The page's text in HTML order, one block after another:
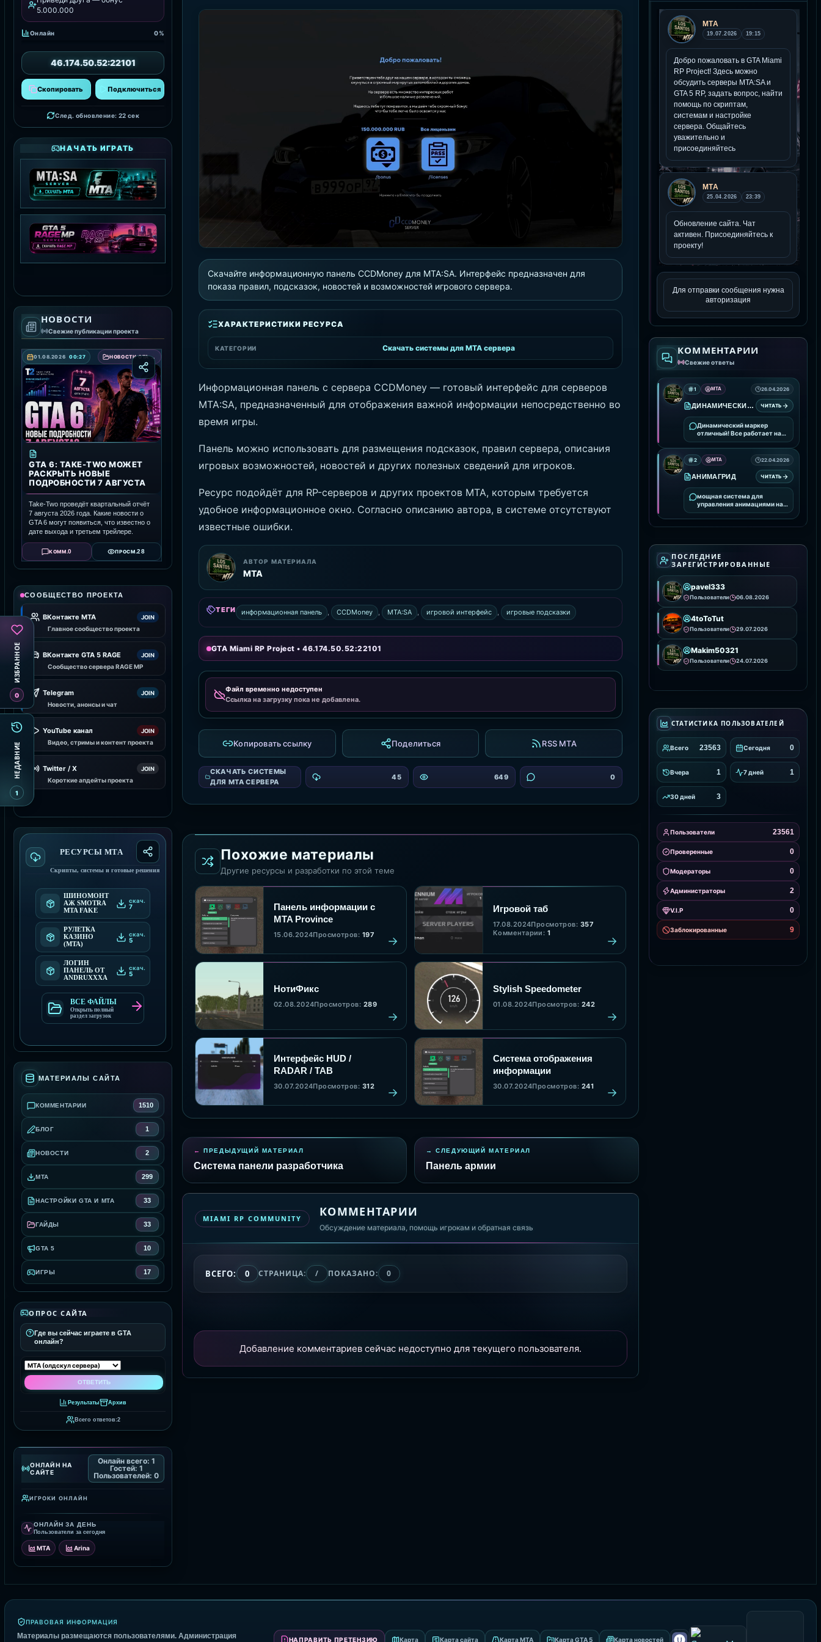
5.000.000
Онлайн 0%
46.174.50.52:22101
Скопировать Подключиться
След. обновление: 20 сек
НАЧАТЬ ИГРАТЬ
MTA:SA SERVER
СКАЧАТЬ MTA
НОВОСТИ
Свежие публикации проекта
01.08.2026 00:27 НОВОСТИ GTA 6 — ДАТА ВЫХОДА, ТРЕЙЛЕРЫ И ПОДРОБНОСТИ ИГРЫ
GTA 6: TAKE-TWO МОЖЕТ
РАСКРЫТЬ НОВЫЕ
ПОДРОБНОСТИ 7 АВГУСТА
Take-Two проведёт квартальный отчёт
7 августа 2026 года. Какие новости о
GTA 6 могут появиться, что известно о
дате выхода и третьем трейлере.
КОММ.0 ПРОСМ.28
СООБЩЕСТВО ПРОЕКТА
ВКонтакте MTA JOIN
Главное сообщество проекта
ВКонтакте GTA 5 RAGE JOIN
Сообщество сервера RAGE MP
Telegram JOIN
Новости, анонсы и чат
YouTube канал JOIN
Видео, стримы и контент проекта
Twitter / X JOIN
Короткие апдейты проекта
РЕСУРСЫ МТА
Скрипты, системы и готовые решения
ШИНОМОНТ
АЖ SMOTRA
MTA FAKE
скач.
7
РУЛЕТКА
КАЗИНО
(MTA)
скач.
5
ЛОГИН
ПАНЕЛЬ ОТ
ANDRUXXXA
скач.
5
ВСЕ ФАЙЛЫ
Открыть полный
раздел загрузок
МАТЕРИАЛЫ САЙТА
КОММЕНТАРИИ 1510
БЛОГ 1
НОВОСТИ 2
MTA 299
НАСТРОЙКИ GTA И MTA 33
ГАЙДЫ 33
GTA 5 10
ИГРЫ 17
ОПРОС САЙТА
Где вы сейчас играете в GTA
онлайн?
Результаты Архив
Всего ответов:2
ОНЛАЙН НА
САЙТЕ
Онлайн всего: 1
Гостей: 1
Пользователей: 0
ИГРОКИ ОНЛАЙН
ОНЛАЙН ЗА ДЕНЬ
Пользователи за сегодня
MTA Arina
Скачайте информационную панель CCDMoney для MTA:SA. Интерфейс предназначен для
показа правил, подсказок, новостей и возможностей игрового сервера.
ХАРАКТЕРИСТИКИ РЕСУРСА
КАТЕГОРИИ Скачать системы для MTA сервера
Информационная панель с сервера CCDMoney — готовый интерфейс для серверов
MTA:SA, предназначенный для отображения важной информации непосредственно во
время игры.
Панель можно использовать для размещения подсказок, правил сервера, описания
игровых возможностей, новостей и других полезных сведений для игроков.
Ресурс подойдёт для RP-серверов и других проектов MTA, которым требуется
удобное информационное окно. Согласно описанию автора, в системе отсутствуют
известные ошибки.
АВТОР МАТЕРИАЛА
MTA
ТЕГИ информационная панель , CCDMoney , MTA:SA , игровой интерфейс , игровые подсказки
GTA Miami RP Project • 46.174.50.52:22101
Файл временно недоступен
Ссылка на загрузку пока не добавлена.
Копировать ссылку Поделиться RSS MTA
СКАЧАТЬ СИСТЕМЫ
ДЛЯ MTA СЕРВЕРА
45 649 0
Похожие материалы
Другие ресурсы и разработки по этой теме
Панель информации с
MTA Province
15.06.2024Просмотров: 197
Игровой таб
17.08.2024Просмотров: 357
Комментарии: 1
НотиФикс
02.08.2024Просмотров: 289
Stylish Speedometer
01.08.2024Просмотров: 242
Интерфейс HUD /
RADAR / TAB
30.07.2024Просмотров: 312
Система отображения
информации
30.07.2024Просмотров: 241
ПРЕДЫДУЩИЙ МАТЕРИАЛ
Система панели разработчика
СЛЕДУЮЩИЙ МАТЕРИАЛ
Панель армии
MIAMI RP COMMUNITY КОММЕНТАРИИ
Обсуждение материала, помощь игрокам и обратная связь
ВСЕГО: 0 СТРАНИЦА: / ПОКАЗАНО: 0
Добавление комментариев сейчас недоступно для текущего пользователя.
Для отправки сообщения нужна
авторизация
КОММЕНТАРИИ
Свежие ответы
1 MTA 26.04.2026
ДИНАМИЧЕСКИЙ МАРКЕР ЧИТАТЬ
Динамический маркер
отличный! Все работает на
ура!
2 MTA 22.04.2026
АНИМАГРИД ЧИТАТЬ
мощная система для
управления анимациями на
вашем сервере. Она
предоставляет удобные
инструменты для
анимаций, улучшая
ПОСЛЕДНИЕ
ЗАРЕГИСТРИРОВАННЫЕ
pavel333
Пользователи 06.08.2026
4toToTut
Пользователи 29.07.2026
Makim50321
Пользователи 24.07.2026
СТАТИСТИКА ПОЛЬЗОВАТЕЛЕЙ
Всего 23563 Сегодня 0
Вчера 1 7 дней 1
30 дней 3
Пользователи 23561
Проверенные 0
Модераторы 0
Администраторы 2
V.I.P 0
Заблокированные 9
ПРАВОВАЯ ИНФОРМАЦИЯ
Материалы размещаются пользователями. Администрация НАПРАВИТЬ ПРЕТЕНЗИЮ Карта Карта сайта Карта MTA Карта GTA 5 Карта новостей
НЕДАВНИЕ
1
ИЗБРАННОЕ
0